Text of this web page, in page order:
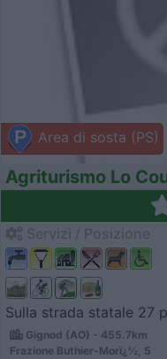
Area di sosta (PS)
Agriturismo Lo
Sulla strada statale 27
Gignod (AO) - 455.7km
Frazione Buthier-Morï¿½, 5